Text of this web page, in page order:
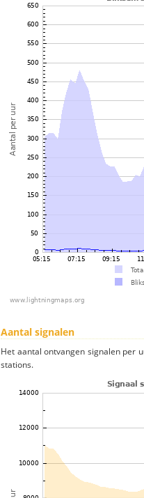
Aantal signalen
Het aantal ontvangen signalen per
stations.